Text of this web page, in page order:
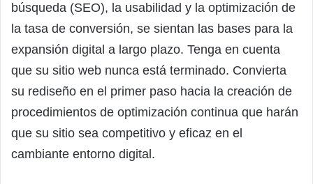
búsqueda (SEO), la usabilidad y la optimización de
la tasa de conversión, se sientan las bases para la
expansión digital a largo plazo. Tenga en cuenta
que su sitio web nunca está terminado. Convierta
su rediseño en el primer paso hacia la creación de
procedimientos de optimización continua que harán
que su sitio sea competitivo y eficaz en el
cambiante entorno digital.